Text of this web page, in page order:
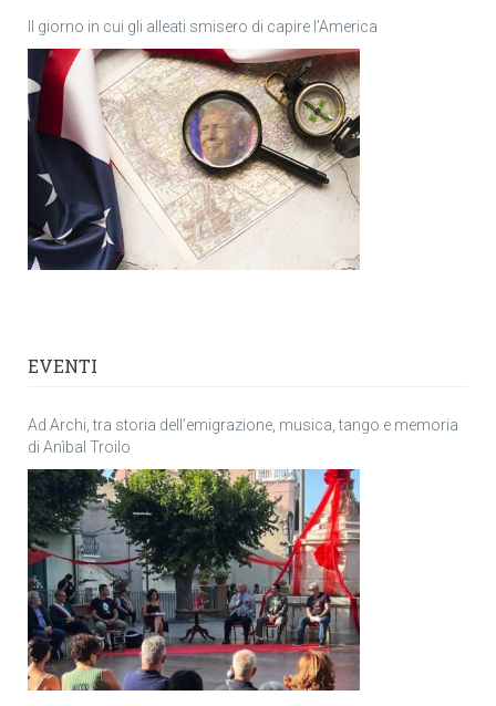
Il giorno in cui gli alleati smisero di capire l’America
EVENTI
Ad Archi, tra storia dell’emigrazione, musica, tango e memoria
di Anìbal Troilo